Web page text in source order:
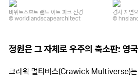
바위트스호트 랜드 아트 파크 전경
© worldlandscapearchitect
경사 지면
©
정원은 그 자체로 우주의 축소판: 영
크라윅 멀티버스(Crawick Multiverse)는